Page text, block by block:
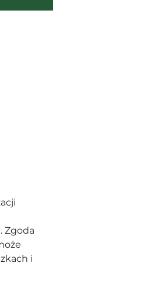
Zgoda
i